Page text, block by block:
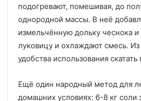
подогревают, помешивая, до
однородной массы. В неё
измельчённую дольку чеснока
луковицу и охлаждают смесь.
удобства использования
Ещё один народный метод для
домашних условиях: 6-8 кг соли